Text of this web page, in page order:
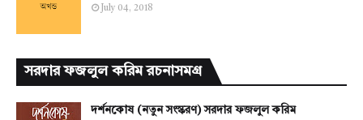
July 04, 2018
সরদার ফজলুল করিম রচনাসমগ্র
দর্শনকোষ (নতুন সংস্করণ) সরদার ফজলুল করিম